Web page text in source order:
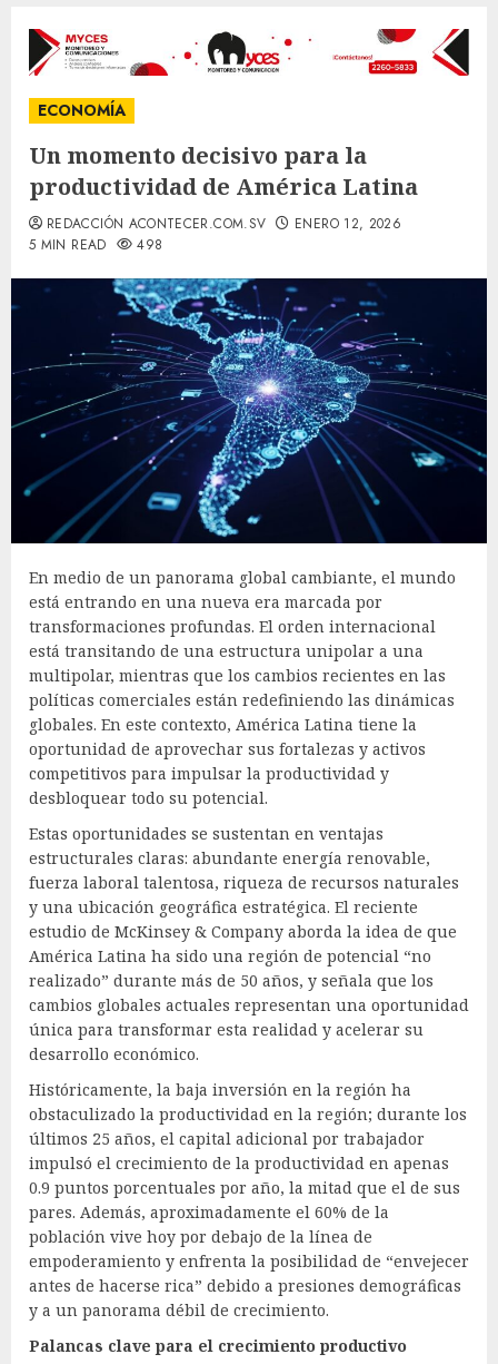
ECONOMÍA
Un momento decisivo para la
productividad de América Latina
REDACCIÓN ACONTECER.COM.SV
ENERO 12, 2026
5 MIN READ
498
En medio de un panorama global cambiante, el mundo
está entrando en una nueva era marcada por
transformaciones profundas. El orden internacional
está transitando de una estructura unipolar a una
multipolar, mientras que los cambios recientes en las
políticas comerciales están redefiniendo las dinámicas
globales. En este contexto, América Latina tiene la
oportunidad de aprovechar sus fortalezas y activos
competitivos para impulsar la productividad y
desbloquear todo su potencial.
Estas oportunidades se sustentan en ventajas
estructurales claras: abundante energía renovable,
fuerza laboral talentosa, riqueza de recursos naturales
y una ubicación geográfica estratégica. El reciente
estudio de McKinsey & Company aborda la idea de que
América Latina ha sido una región de potencial “no
realizado” durante más de 50 años, y señala que los
cambios globales actuales representan una oportunidad
única para transformar esta realidad y acelerar su
desarrollo económico.
Históricamente, la baja inversión en la región ha
obstaculizado la productividad en la región; durante los
últimos 25 años, el capital adicional por trabajador
impulsó el crecimiento de la productividad en apenas
0.9 puntos porcentuales por año, la mitad que el de sus
pares. Además, aproximadamente el 60% de la
población vive hoy por debajo de la línea de
empoderamiento y enfrenta la posibilidad de “envejecer
antes de hacerse rica” debido a presiones demográficas
y a un panorama débil de crecimiento.
Palancas clave para el crecimiento productivo